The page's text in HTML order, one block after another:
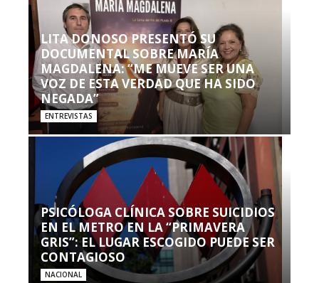
LITA DONOSO PRESENTÓ SU
DOCUMENTAL SOBRE MARÍA
MAGDALENA: “ME MUEVE SER UNA
VOZ DE ESTA VERDAD QUE HA SIDO
NEGADA”
ENTREVISTAS
PSICÓLOGA CLÍNICA SOBRE SUICIDIOS
EN EL METRO EN LA “PRIMAVERA
GRIS”: EL LUGAR ESCOGIDO PUEDE SER
CONTAGIOSO
NACIONAL